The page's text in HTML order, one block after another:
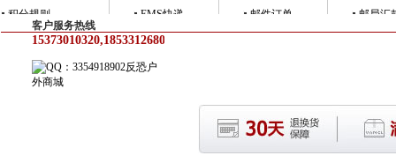
积分规则
EMS快递
邮件订单
邮局汇
客户服务热线
15373010320,18533126805
反恐户
外商城